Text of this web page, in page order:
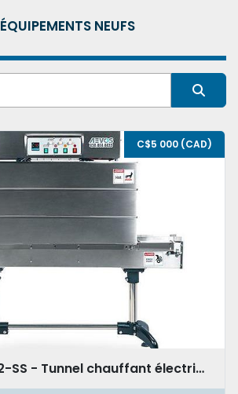
ÉQUIPEMENTS NEUFS
C$5 000 (CAD)
AEVOS EHT6.22-SS - Tunnel chauffant électrique